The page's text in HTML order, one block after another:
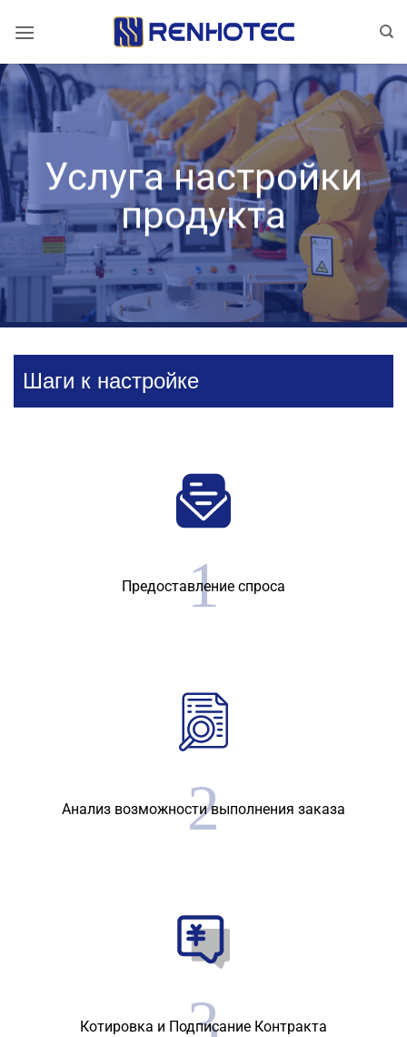
Услуга настройки
продукта
Шаги к настройке
Предоставление спроса
Анализ возможности выполнения заказа
Котировка и Подписание Контракта